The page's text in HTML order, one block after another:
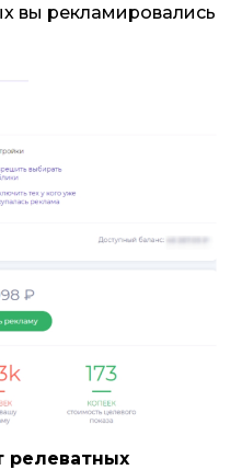
вы рекламировались
релеватных